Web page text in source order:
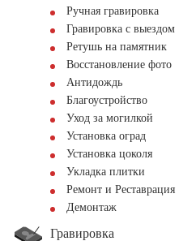
Ручная гравировка
Гравировка с выездом
Ретушь на памятник
Восстановление фото
Антидождь
Благоустройство
Уход за могилкой
Установка оград
Установка цоколя
Укладка плитки
Ремонт и Реставрация
Демонтаж
Гравировка